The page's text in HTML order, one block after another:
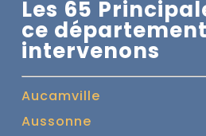
Les 65
ce
intervenons
Aucamville
Aussonne